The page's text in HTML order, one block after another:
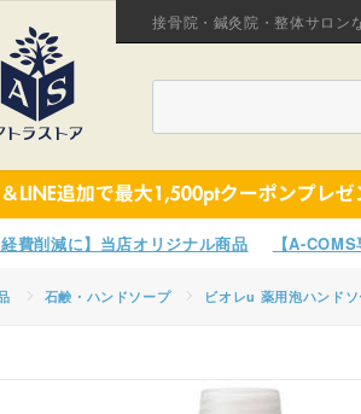
接骨院・鍼灸院・整体サロン
経費削減に】当店オリジナル商品 【A-
石鹸・ハンドソープ ビオレu 薬用泡ハンド